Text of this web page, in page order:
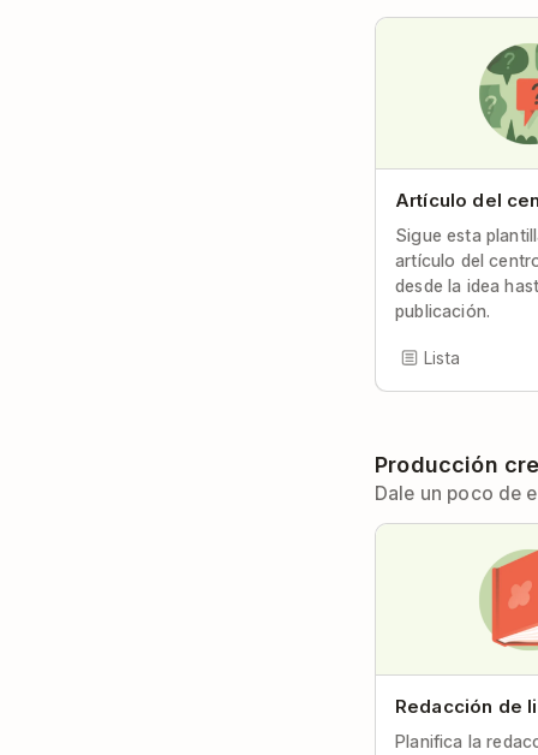
Artículo del
Sigue esta
artículo del
desde la idea
publicación.
Lista
Producción
Dale un poco de
Redacción de
Planifica la